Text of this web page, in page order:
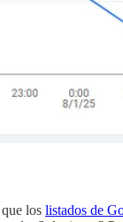
los listados de